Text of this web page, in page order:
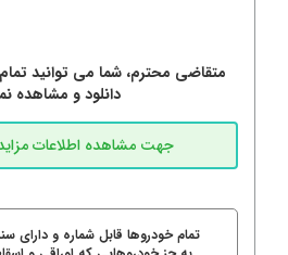
متقاضی محترم، شما می توانید تمام
دانلود و مشاهده
تمام خودروها قابل شماره و دارای